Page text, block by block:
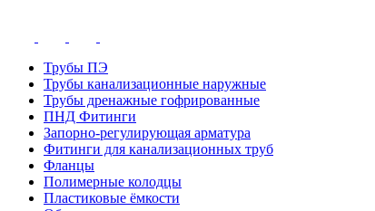
Трубы ПЭ
Трубы канализационные наружные
Трубы дренажные гофрированные
ПНД Фитинги
Запорно-регулирующая арматура
Фитинги для канализационных труб
Фланцы
Полимерные колодцы
Пластиковые ёмкости